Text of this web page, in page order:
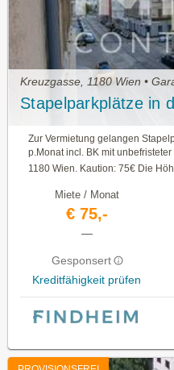
Kreuzgasse, 1180 Wien •
Stapelparkplätze in
Zur Vermietung gelangen
p.Monat incl. BK mit
1180 Wien. Kaution: 75€ Die
Miete / Monat
€ 75,-
—
Gesponsert
Kreditfähigkeit prüfen